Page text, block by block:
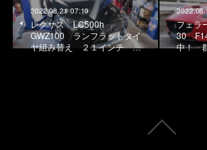
2022.08.21 07:10
レクサス LC500h
GWZ100 ランフラットタイ
ヤ組み替え ２１インチ …
フェラ
30
中！